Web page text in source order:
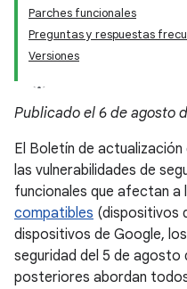
Parches funcionales
Preguntas y respuestas
Versiones
Publicado el 6 de agosto
El Boletín de
las vulnerabilidades de
funcionales que afectan a
compatibles (dispositivos
dispositivos de Google,
seguridad del 5 de agosto
posteriores abordan